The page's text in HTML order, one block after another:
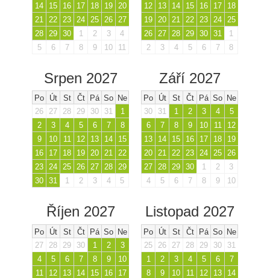
14
15 16 17 18 19
20
21
22 23 24 25 26
27
28
29 30 1 2 3
4
5
6 7 8 9 10 11
12
13 14 15 16 17
18
19
20 21 22 23 24
25
26
27 28 29 30 31
1
2
3 4 5 6 7 8
Srpen 2027
Po Út St Čt Pá So Ne
26
27 28 29 30 31
1
2
3 4 5 6 7
8
9
10 11 12 13 14
15
16
17 18 19 20 21 22
23 24 25 26 27 28 29
30 31 1 2 3 4 5
Září 2027
Po Út St Čt Pá So Ne
30
31 1 2 3 4
5
6
7 8 9 10 11
12
13
14 15 16 17 18
19
20 21 22 23 24 25 26
27 28 29 30 1 2
3
4
5 6 7 8 9 10
Říjen 2027
Po Út St Čt Pá So Ne
27
28 29 30 1 2
3
4
5 6 7 8 9
10
11
12 13 14 15 16
17
Listopad 2027
Po Út St Čt Pá So Ne
25
26 27 28 29 30
31
1
2 3 4 5 6
7
8
9 10 11 12 13
14